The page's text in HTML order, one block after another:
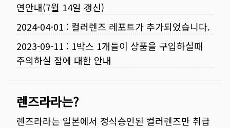
연안내(7월 14일 갱신)
2024-04-01 : 컬러렌즈 레포트가 추가되었습니다.
2023-09-11 : 1박스 1개들이 상품을 구입하실때
주의하실 점에 대한 안내
렌즈라라는?
렌즈라라는 일본에서 정식승인된 컬러렌즈만 취급